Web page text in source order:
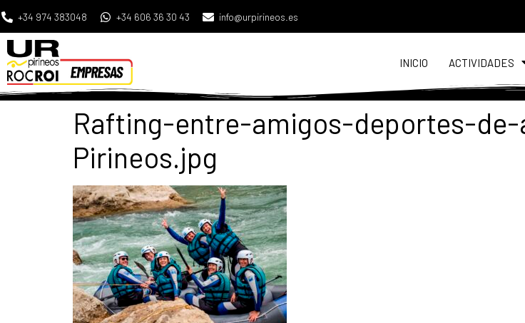
+34 974 383048 +34 606 36 30 43 info@urpirineos.es
INICIO ACTIVIDADES
Rafting-entre-amigos-deportes-
Pirineos.jpg